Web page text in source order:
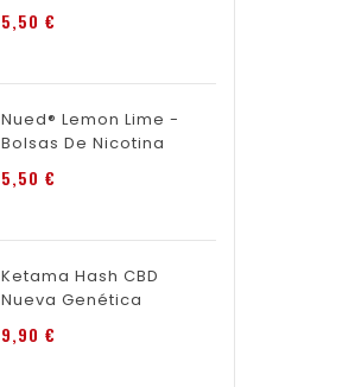
5,50 €
Nued® Lemon Lime -
Bolsas De Nicotina
5,50 €
Ketama Hash CBD
Nueva Genética
9,90 €